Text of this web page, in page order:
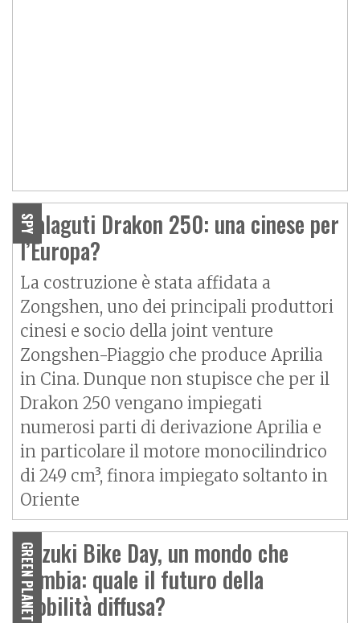
SPY
Malaguti Drakon 250: una cinese per
l’Europa?
La costruzione è stata affidata a
Zongshen, uno dei principali produttori
cinesi e socio della joint venture
Zongshen-Piaggio che produce Aprilia
in Cina. Dunque non stupisce che per il
Drakon 250 vengano impiegati
numerosi parti di derivazione Aprilia e
in particolare il motore monocilindrico
di 249 cm³, finora impiegato soltanto in
Oriente
GREEN PLANET
Suzuki Bike Day, un mondo che
cambia: quale il futuro della
mobilità diffusa?